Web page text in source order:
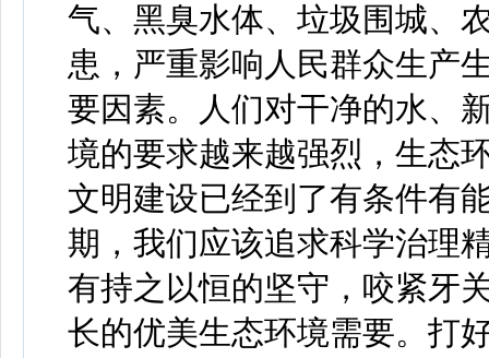
气、黑臭水体、垃圾围城、
患，严重影响人民群众生产
要因素。人们对干净的水、
境的要求越来越强烈，生态
文明建设已经到了有条件有
期，我们应该追求科学治理
有持之以恒的坚守，咬紧牙
长的优美生态环境需要。打